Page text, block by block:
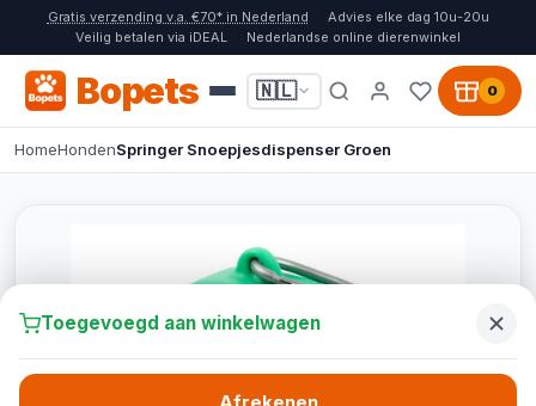
Gratis verzending v.a. €70* in Nederland
Advies elke dag 10u-20u
Veilig betalen via iDEAL
Nederlandse online dierenwinkel
Bopets 🇳🇱 0
HomeHondenSpringer Snoepjesdispenser Groen
Toegevoegd aan winkelwagen